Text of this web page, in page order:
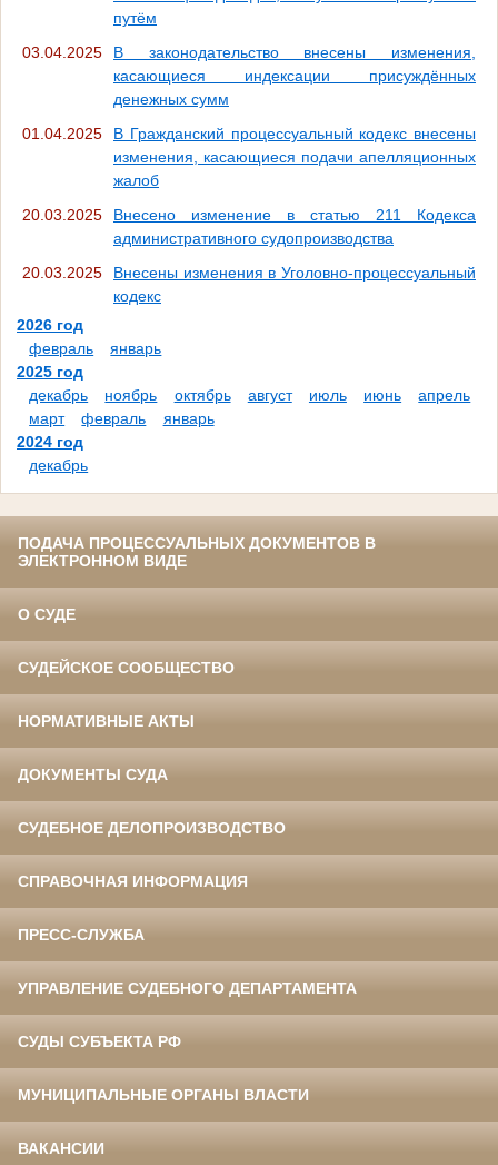
путём
03.04.2025
В законодательство внесены изменения,
касающиеся индексации присуждённых
денежных сумм
01.04.2025
В Гражданский процессуальный кодекс внесены
изменения, касающиеся подачи апелляционных
жалоб
20.03.2025
Внесено изменение в статью 211 Кодекса
административного судопроизводства
20.03.2025
Внесены изменения в Уголовно-процессуальный
кодекс
2026 год
февраль
январь
2025 год
декабрь
ноябрь октябрь август июль июнь
апрель
март
февраль
январь
2024 год
декабрь
ПОДАЧА ПРОЦЕССУАЛЬНЫХ ДОКУМЕНТОВ В
ЭЛЕКТРОННОМ ВИДЕ
О СУДЕ
СУДЕЙСКОЕ СООБЩЕСТВО
НОРМАТИВНЫЕ АКТЫ
ДОКУМЕНТЫ СУДА
СУДЕБНОЕ ДЕЛОПРОИЗВОДСТВО
СПРАВОЧНАЯ ИНФОРМАЦИЯ
ПРЕСС-СЛУЖБА
УПРАВЛЕНИЕ СУДЕБНОГО ДЕПАРТАМЕНТА
СУДЫ СУБЪЕКТА РФ
МУНИЦИПАЛЬНЫЕ ОРГАНЫ ВЛАСТИ
ВАКАНСИИ